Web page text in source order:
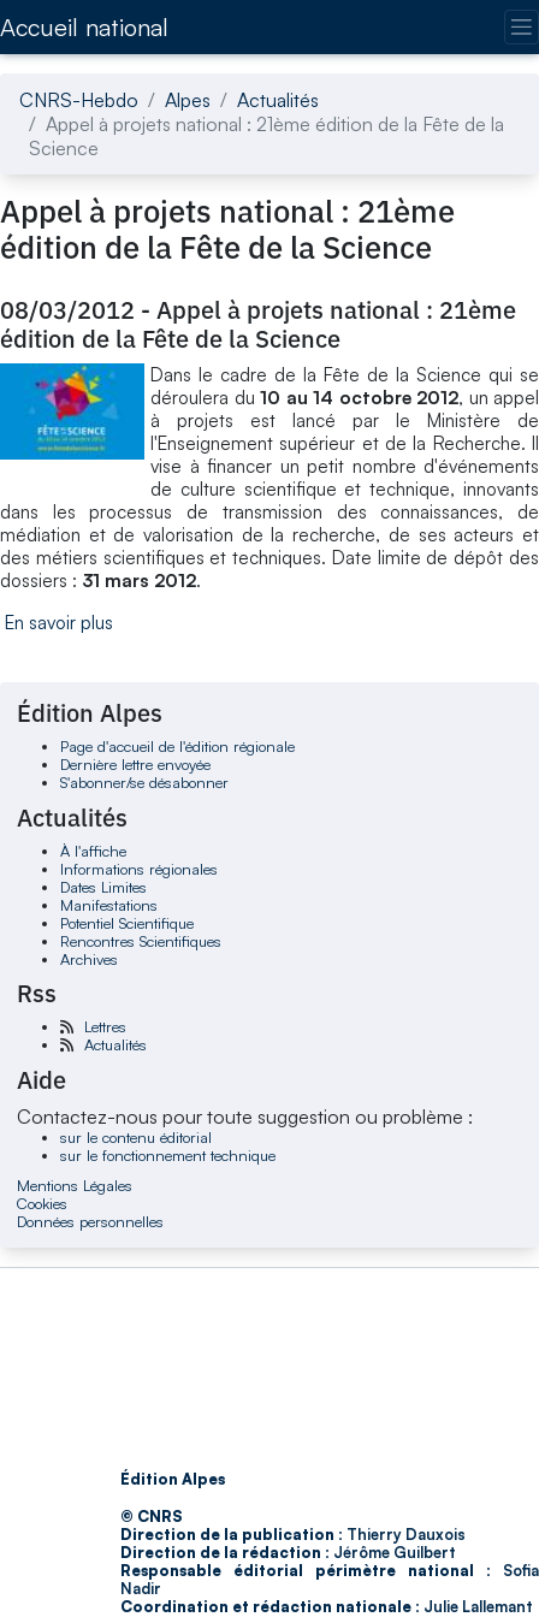
Accueil national
CNRS-Hebdo Alpes
Actualités
Appel à projets national : 21ème édition de la Fête de la
Science
Appel à projets national : 21ème
édition de la Fête de la Science
08/03/2012 - Appel à projets national : 21ème
édition de la Fête de la Science
Dans le cadre de la Fête de la Science qui se
déroulera du 10 au 14 octobre 2012, un appel
à projets est lancé par le Ministère de
l'Enseignement supérieur et de la Recherche. Il
vise à financer un petit nombre d'événements
de culture scientifique et technique, innovants
dans les processus de transmission des connaissances, de
médiation et de valorisation de la recherche, de ses acteurs et
des métiers scientifiques et techniques. Date limite de dépôt des
dossiers : 31 mars 2012.
En savoir plus
Édition Alpes
Page d'accueil de l'édition régionale
Dernière lettre envoyée
S'abonner/se désabonner
Actualités
À l'affiche
Informations régionales
Dates Limites
Manifestations
Potentiel Scientifique
Rencontres Scientifiques
Archives
Rss
Lettres
Actualités
Aide
Contactez-nous pour toute suggestion ou problème :
sur le contenu éditorial
sur le fonctionnement technique
Mentions Légales
Cookies
Données personnelles
Édition Alpes
© CNRS
Direction de la publication : Thierry Dauxois
Direction de la rédaction : Jérôme Guilbert
Responsable éditorial périmètre national : Sofia
Nadir
Coordination et rédaction nationale : Julie Lallemant